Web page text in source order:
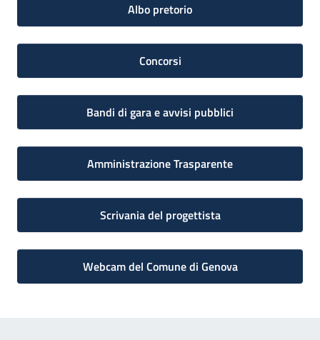
Albo pretorio
Concorsi
Bandi di gara e avvisi pubblici
Amministrazione Trasparente
Scrivania del progettista
Webcam del Comune di Genova